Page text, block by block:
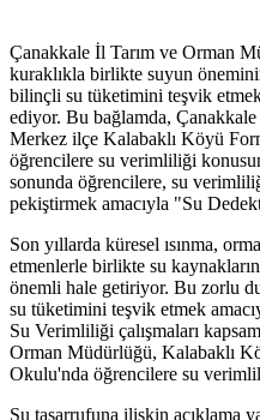
Çanakkale İl Tarım ve Orman
kuraklıkla birlikte suyun
bilinçli su tüketimini teşvik etmek
ediyor. Bu bağlamda,
Merkez ilçe Kalabaklı Köyü
öğrencilere su verimliliği
sonunda öğrencilere, su
pekiştirmek amacıyla "Su
Son yıllarda küresel ısınma,
etmenlerle birlikte su
önemli hale getiriyor. Bu zorlu
su tüketimini teşvik etmek
Su Verimliliği çalışmaları
Orman Müdürlüğü, Kalabaklı
Okulu'nda öğrencilere su
Su tasarrufuna ilişkin açıklama